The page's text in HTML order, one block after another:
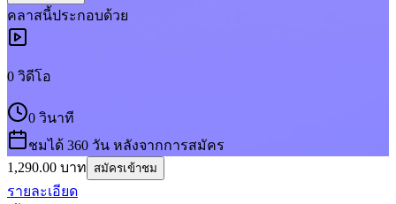
คลาสนี้ประกอบด้วย
0 วิดีโอ
0 วินาที
ชมได้ 360 วัน หลังจากการสมัคร
1,290.00 บาท สมัครเข้าชม
รายละเอียด